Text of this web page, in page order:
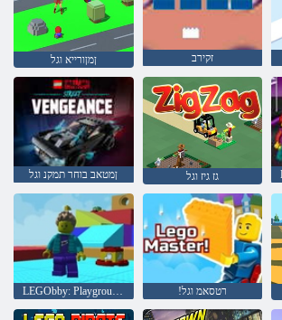
ןמןורייא וגל זקירב
ןמטאב בוחר תמקנ וגל גז גיז וגל
LEGObby: Playground Hardcore רגתא !רטסאמ וגל